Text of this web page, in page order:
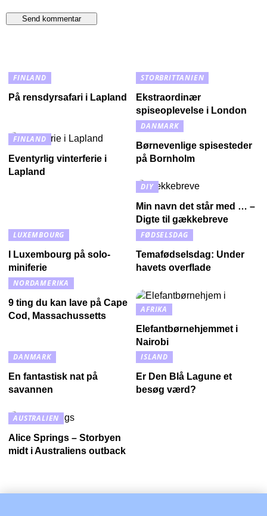
FINLAND
På rensdyrsafari i Lapland
STORBRITTANIEN
Ekstraordinær
spiseoplevelse i London
FINLAND
Eventyrlig vinterferie i
Lapland
DANMARK
Børnevenlige spisesteder
på Bornholm
DIY
Min navn det står med … –
Digte til gækkebreve
LUXEMBOURG
I Luxembourg på solo-
miniferie
FØDSELSDAG
Temafødselsdag: Under
havets overflade
NORDAMERIKA
9 ting du kan lave på Cape
Cod, Massachussetts
AFRIKA
Elefantbørnehjemmet i
Nairobi
DANMARK
En fantastisk nat på
savannen
ISLAND
Er Den Blå Lagune et
besøg værd?
AUSTRALIEN
Alice Springs – Storbyen
midt i Australiens outback